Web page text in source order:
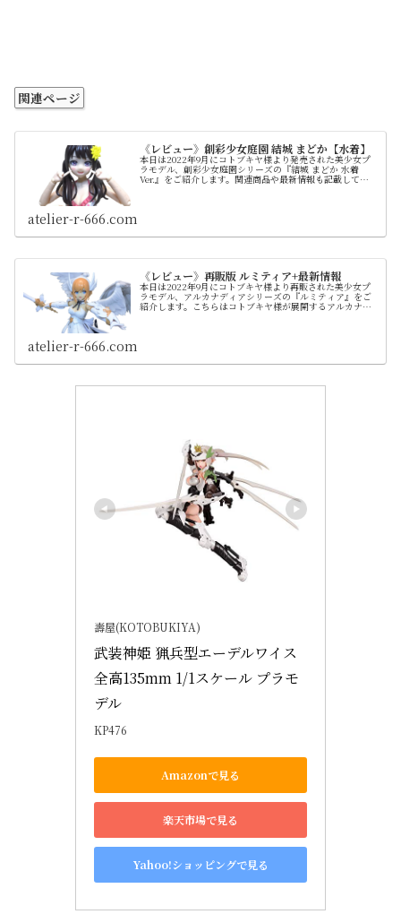
関連ページ
《レビュー》創彩少女庭園 結城 まどか【水着】
本日は2022年9月にコトブキヤ様より発売された美少女プ
ラモデル、創彩少女庭園シリーズの『結城 まどか 水着
Ver.』をご紹介します。関連商品や最新情報も記載してい
atelier-r-666.com
《レビュー》再販版 ルミティア+最新情報
本日は2022年9月にコトブキヤ様より再販された美少女プ
ラモデル、アルカナディアシリーズの『ルミティア』をご
紹介します。こちらはコトブキヤ様が展開するアルカナデ
atelier-r-666.com
壽屋(KOTOBUKIYA)
武装神姫 猟兵型エーデルワイス
全高135mm 1/1スケール プラモ
デル
KP476
Amazonで見る
楽天市場で見る
Yahoo!ショッピングで見る